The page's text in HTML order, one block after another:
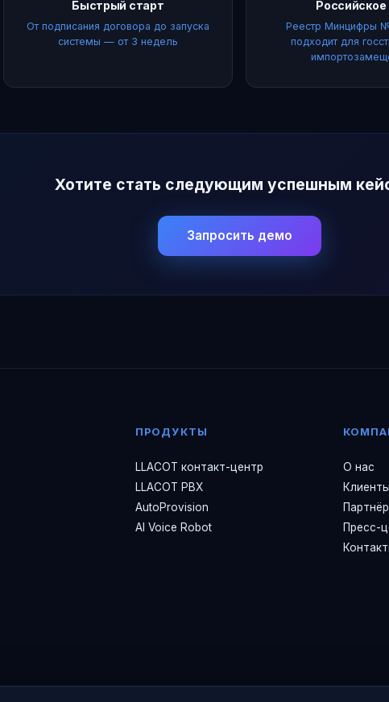
Быстрый старт
От подписания договора до запуска
системы — от 3 недель
Реестр Минцифры
подходит для
Хотите стать следующим успешным
Запросить демо
ПРОДУКТЫ
LLACOT контакт-центр
LLACOT PBX
AutoProvision
AI Voice Robot
О нас
Клиенты
Пресс-